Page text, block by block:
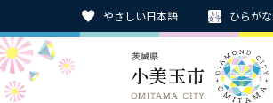
やさしい日本語 ひらが